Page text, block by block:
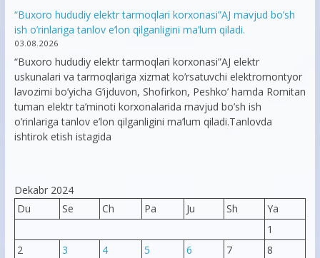
“Buxoro hududiy elektr tarmoqlari korxonasi”AJ mavjud bo’sh
ish o’rinlariga tanlov e’lon qilganligini ma’lum qiladi.
03.08.2026
“Buxoro hududiy elektr tarmoqlari korxonasi”AJ elektr
uskunalari va tarmoqlariga xizmat ko’rsatuvchi elektromontyor
lavozimi bo’yicha G’ijduvon, Shofirkon, Peshko’ hamda Romitan
tuman elektr ta’minoti korxonalarida mavjud bo’sh ish
o’rinlariga tanlov e’lon qilganligini ma’lum qiladi.Tanlovda
ishtirok etish istagida
Dekabr 2024
Du
Se Ch Pa Ju Sh
Ya
1
2
3 4 5 6 7
8